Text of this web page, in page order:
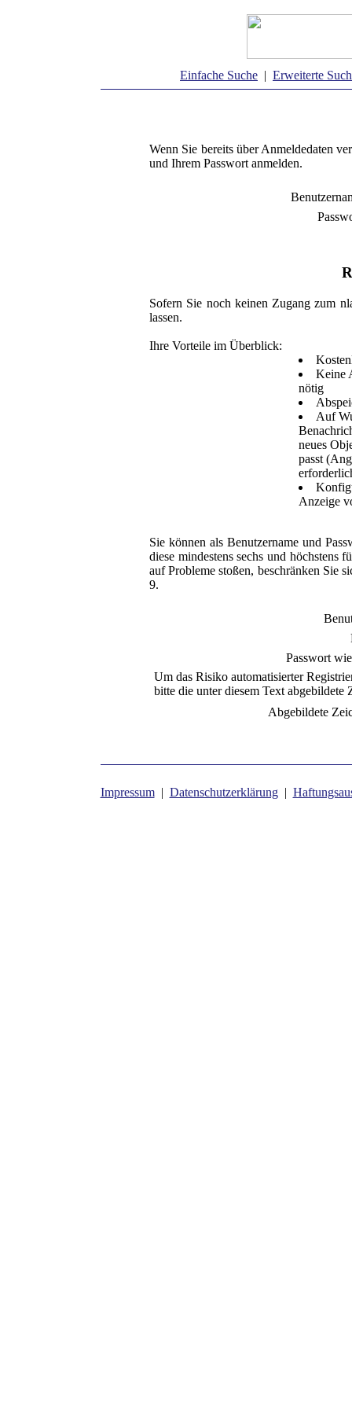
Einfache Suche | Erweiterte
Wenn Sie bereits über Anmeldedaten
und Ihrem Passwort anmelden.
Sofern Sie noch keinen Zugang zum
lassen.
Ihre Vorteile im Überblick:
Keine
nötig
Auf
neues
passt
Anzeige
Sie können als Benutzername und
diese mindestens sechs und
auf Probleme stoßen, beschränken Sie
9.
Passwort
Um das Risiko automatisierter
bitte die unter diesem Text abgebildete
Abgebildete
Impressum| Datenschutzerklärung|